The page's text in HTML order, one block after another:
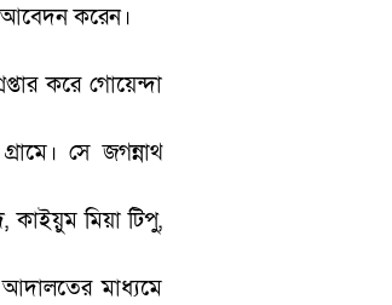
আবেদন করেন।
করে গোয়েন্দা
সে জগন্নাথ
কাইয়ুম মিয়া টিপু,
মাধ্যমে